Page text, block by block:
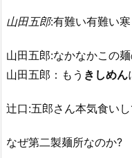
山田五郎:有難い有難い
山田五郎:なかなかこの
山田五郎：もう きしめん
辻口:五郎さん本気食い
なぜ第二製麺所なのか?